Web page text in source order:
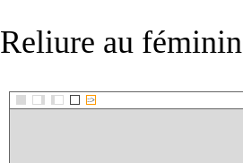
Reliure au féminin
::>